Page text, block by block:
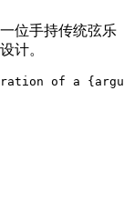
位手持传统弦乐
计。
of a